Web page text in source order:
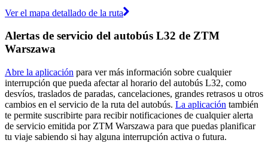
Ver el mapa detallado de la ruta
Alertas de servicio del autobús L32 de ZTM
Warszawa
Abre la aplicación para ver más información sobre cualquier
interrupción que pueda afectar al horario del autobús L32, como
desvíos, traslados de paradas, cancelaciones, grandes retrasos u otros
cambios en el servicio de la ruta del autobús. La aplicación también
te permite suscribirte para recibir notificaciones de cualquier alerta
de servicio emitida por ZTM Warszawa para que puedas planificar
tu viaje sabiendo si hay alguna interrupción activa o futura.